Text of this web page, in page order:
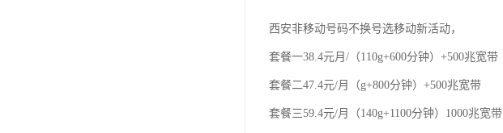
西安非移动号码不换号选移动新活动，
套餐一38.4元月/（110g+600分钟）+500兆宽带
套餐二47.4元/月（g+800分钟）+500兆宽带
套餐三59.4元/月（140g+1100分钟）1000兆宽带